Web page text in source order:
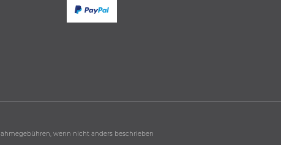
wenn nicht anders beschrieben